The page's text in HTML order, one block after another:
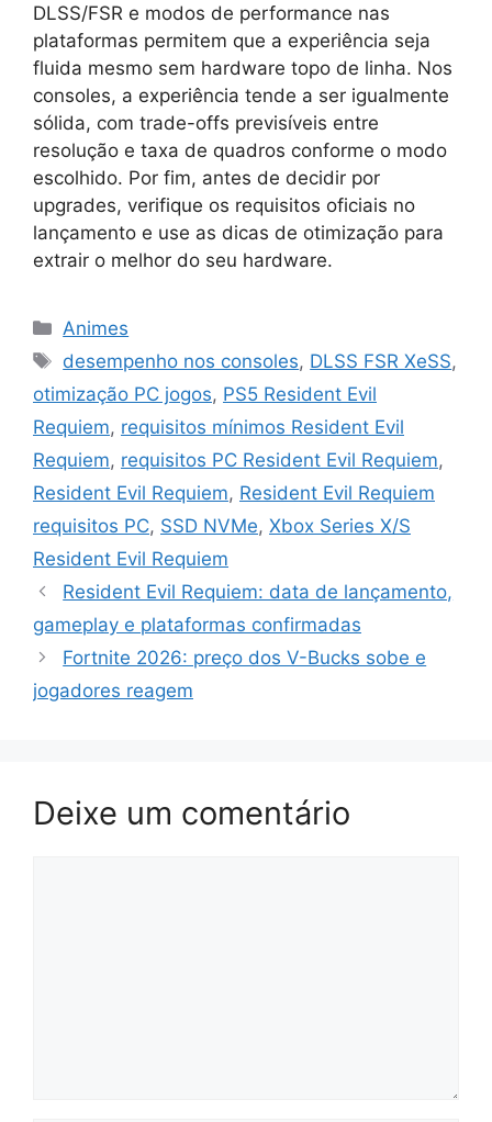
DLSS/FSR e modos de performance nas
plataformas permitem que a experiência seja
fluida mesmo sem hardware topo de linha. Nos
consoles, a experiência tende a ser igualmente
sólida, com trade-offs previsíveis entre
resolução e taxa de quadros conforme o modo
escolhido. Por fim, antes de decidir por
upgrades, verifique os requisitos oficiais no
lançamento e use as dicas de otimização para
extrair o melhor do seu hardware.
Categorias
Animes
Tags
desempenho nos consoles, DLSS FSR XeSS,
otimização PC jogos, PS5 Resident Evil
Requiem, requisitos mínimos Resident Evil
Requiem, requisitos PC Resident Evil Requiem,
Resident Evil Requiem, Resident Evil Requiem
requisitos PC, SSD NVMe, Xbox Series X/S
Resident Evil Requiem
Resident Evil Requiem: data de lançamento,
gameplay e plataformas confirmadas
Fortnite 2026: preço dos V-Bucks sobe e
jogadores reagem
Deixe um comentário